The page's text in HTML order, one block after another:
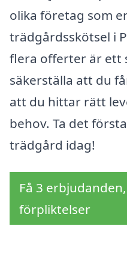
olika företag som
trädgårdsskötsel i
flera offerter är ett
säkerställa att du
att du hittar rätt
behov. Ta det
trädgård idag!
Få 3
förpliktelser